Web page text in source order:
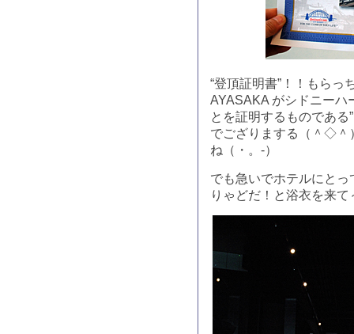
“登頂証明書”！！もら
AYASAKA がシドニーハ
とを証明するものであ
でござりまする（＾◇＾
ね（・。-）
でも急いでホテルにと
りゃどだ！と浴衣を来